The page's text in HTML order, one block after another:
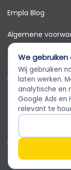
Empla Blog
Algemene
AVG
Privacybeleid
Cookiebeleid
Cookievoorkeuren
Klantenservice
© 2026 Empla B.V.
Empla
Altijd
We gebruiken
Wij gebruiken
laten werken.
analytische en
Google Ads
relevant te